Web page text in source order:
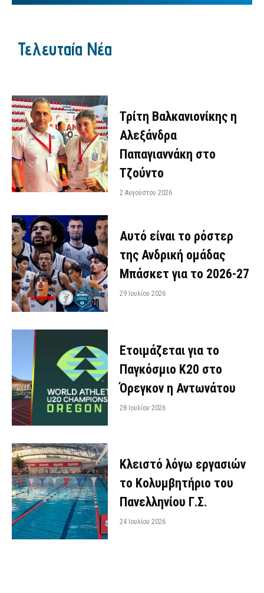
Τελευταία Νέα
Τρίτη Βαλκανιονίκης η
Αλεξάνδρα
Παπαγιαννάκη στο
Τζούντο
2 Αυγούστου 2026
Αυτό είναι το ρόστερ
της Ανδρική ομάδας
Μπάσκετ για το 2026-27
29 Ιουλίου 2026
Ετοιμάζεται για το
Παγκόσμιο Κ20 στο
Όρεγκον η Αντωνάτου
28 Ιουλίου 2026
Κλειστό λόγω εργασιών
το Κολυμβητήριο του
Πανελληνίου Γ.Σ.
24 Ιουλίου 2026